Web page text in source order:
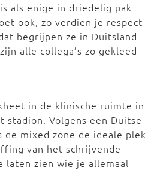
als enige in driedelig pak
ook, zo verdien je respect
begrijpen ze in Duitsland
alle collega’s zo gekleed
in de klinische ruimte in
stadion. Volgens een Duitse
mixed zone de ideale plek
van het schrijvende
laten zien wie je allemaal